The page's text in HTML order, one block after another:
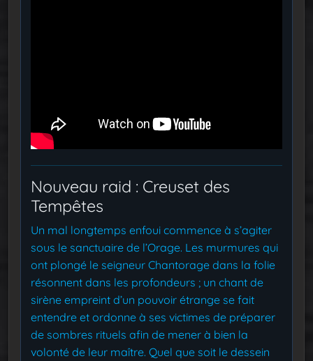
Nouveau raid : Creuset des
Tempêtes
Un mal longtemps enfoui commence à s’agiter
sous le sanctuaire de l’Orage. Les murmures qui
ont plongé le seigneur Chantorage dans la folie
résonnent dans les profondeurs ; un chant de
sirène empreint d’un pouvoir étrange se fait
entendre et ordonne à ses victimes de préparer
de sombres rituels afin de mener à bien la
volonté de leur maître. Quel que soit le dessein